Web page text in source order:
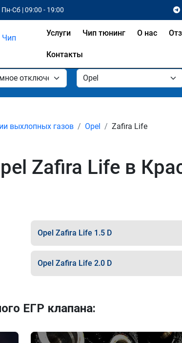
Пн-Сб | 09:00 - 19:00
Услуги Чип тюнинг О нас
Контакты
выхлопных газов Opel Zafira Life
Zafira Life в
Opel Zafira Life 1.5 D
Opel Zafira Life 2.0 D
ЕГР клапана: